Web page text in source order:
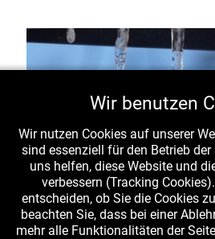
Wir benutzen
Wir nutzen Cookies auf unserer
sind essenziell für den Betrieb der
uns helfen, diese Website und
verbessern (Tracking
entscheiden, ob Sie die Cookies
beachten Sie, dass bei einer
mehr alle Funktionalitäten der